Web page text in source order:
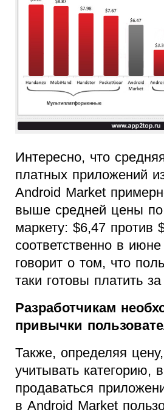
Интересно, что
платных приложений
Android Market
выше средней цены
маркету: $6,47 против
соответственно в
говорит о том, что
таки готовы платить за
Разработчикам
привычки
Также, определяя
учитывать категорию,
продаваться
в Android Market